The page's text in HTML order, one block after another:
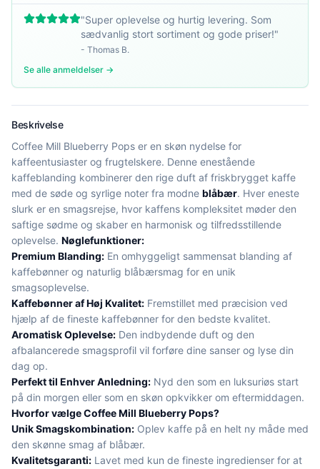
"Super oplevelse og hurtig levering. Som
sædvanlig stort sortiment og gode priser!"
- Thomas B.
Se alle anmeldelser →
Beskrivelse
Coffee Mill Blueberry Pops er en skøn nydelse for
kaffeentusiaster og frugtelskere. Denne enestående
kaffeblanding kombinerer den rige duft af friskbrygget kaffe
med de søde og syrlige noter fra modne blåbær. Hver eneste
slurk er en smagsrejse, hvor kaffens kompleksitet møder den
saftige sødme og skaber en harmonisk og tilfredsstillende
oplevelse. Nøglefunktioner:
Premium Blanding: En omhyggeligt sammensat blanding af
kaffebønner og naturlig blåbærsmag for en unik
smagsoplevelse.
Kaffebønner af Høj Kvalitet: Fremstillet med præcision ved
hjælp af de fineste kaffebønner for den bedste kvalitet.
Aromatisk Oplevelse: Den indbydende duft og den
afbalancerede smagsprofil vil forføre dine sanser og lyse din
dag op.
Perfekt til Enhver Anledning: Nyd den som en luksuriøs start
på din morgen eller som en skøn opkvikker om eftermiddagen.
Hvorfor vælge Coffee Mill Blueberry Pops?
Unik Smagskombination: Oplev kaffe på en helt ny måde med
den skønne smag af blåbær.
Kvalitetsgaranti: Lavet med kun de fineste ingredienser for at